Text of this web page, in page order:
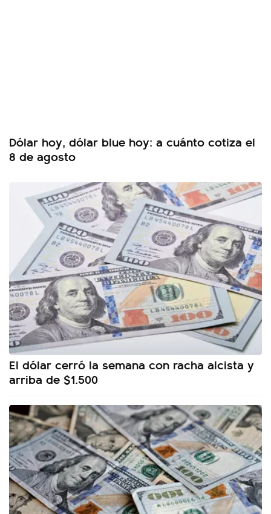
Dólar hoy, dólar blue hoy: a cuánto cotiza el
8 de agosto
El dólar cerró la semana con racha alcista y
arriba de $1.500